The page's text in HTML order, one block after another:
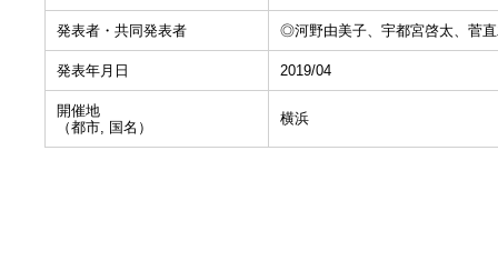
発表者・共同発表者 ◎河野由美子、宇都宮啓太、菅
発表年月日 2019/04
開催地
（都市, 国名）
横浜